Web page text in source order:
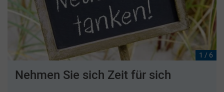
1 / 6
Nehmen Sie sich Zeit für sich